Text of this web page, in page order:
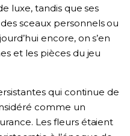
luxe, tandis que ses
sceaux personnels ou
encore, on s’en
et les pièces du jeu
qui continue de
comme un
Les fleurs étaient